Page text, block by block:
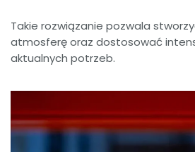
Takie rozwiązanie pozwala
atmosferę oraz dostosować
aktualnych potrzeb.